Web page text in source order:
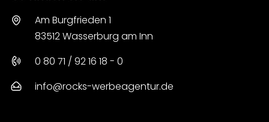
Am Burgfrieden 1
83512 Wasserburg am Inn
0 80 71 / 92 16 18 - 0
info@rocks-werbeagentur.de